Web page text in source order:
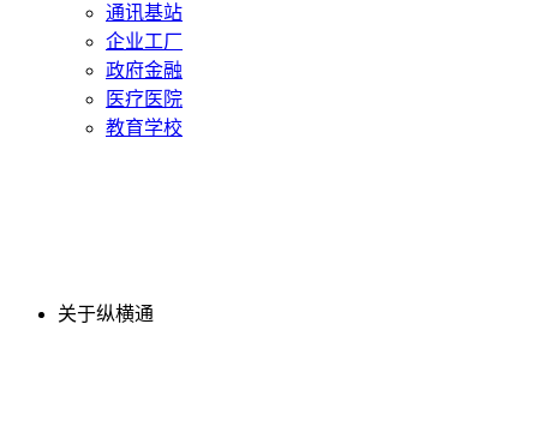
通讯基站
企业工厂
政府金融
医疗医院
教育学校
关于纵横通